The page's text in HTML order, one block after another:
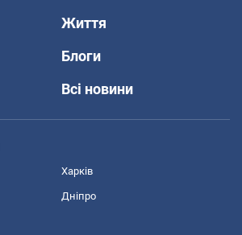
Життя
Блоги
Всі новини
Харків
Дніпро